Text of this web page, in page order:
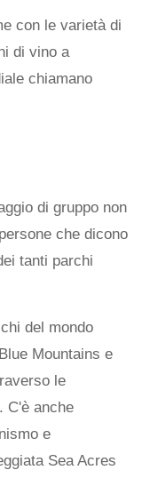
con le varietà di
di vino a
chiamano
di gruppo non
che dicono
tanti parchi
del mondo
Mountains e
le
C'è anche
e
Sea Acres